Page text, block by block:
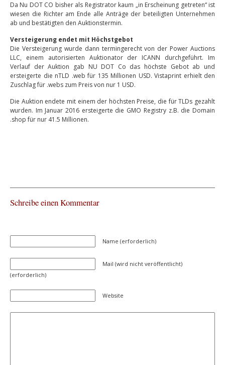
Da Nu DOT CO bisher als Registrator kaum „in Erscheinung getreten“ ist
wiesen die Richter am Ende alle Anträge der beteiligten Unternehmen
ab und bestätigten den Auktionstermin.
Versteigerung endet mit Höchstgebot
Die Versteigerung wurde dann termingerecht von der Power Auctions
LLC, einem autorisierten Auktionator der ICANN durchgeführt. Im
Verlauf der Auktion gab NU DOT Co das höchste Gebot ab und
ersteigerte die nTLD .web für 135 Millionen USD. Vistaprint erhielt den
Zuschlag für .webs zum Preis von nur 1 USD.
Die Auktion endete mit einem der höchsten Preise, die für TLDs gezahlt
wurden. Im Januar 2016 ersteigerte die GMO Registry z.B. die Domain
.shop für nur 41.5 Millionen.
Schreibe einen Kommentar
Name (erforderlich)
Mail (wird nicht veröffentlicht)
(erforderlich)
Website